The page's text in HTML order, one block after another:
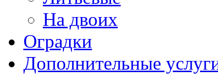
На двоих
Оградки
Дополнительные